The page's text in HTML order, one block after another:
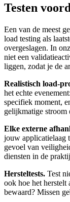
Testen
Een van de meest
load testing als
overgeslagen. In
niet een
liggen, zodat je de
Realistisch load-
het echte
specifiek moment,
gelijkmatige stroom
Elke externe
jouw applicatielaag
gevoel van
diensten in de
Hersteltests. Test
ook hoe het herstelt
bewaard? Missen